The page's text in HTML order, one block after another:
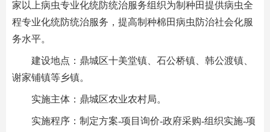
家以上病虫专业化统防统治服务组织为制种田提供病虫全
程专业化统防统治服务，提高制种棉田病虫防治社会化服
务水平。
建设地点：鼎城区十美堂镇、石公桥镇、韩公渡镇、
谢家铺镇等乡镇。
实施主体：鼎城区农业农村局。
实施程序：制定方案-项目询价-政府采购-组织实施-项